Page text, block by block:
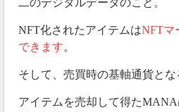
二のデジタルデータのこと。
NFT化されたアイテムはNFTマ
できます。
そして、売買時の基軸通貨とな
アイテムを売却して得たMANA